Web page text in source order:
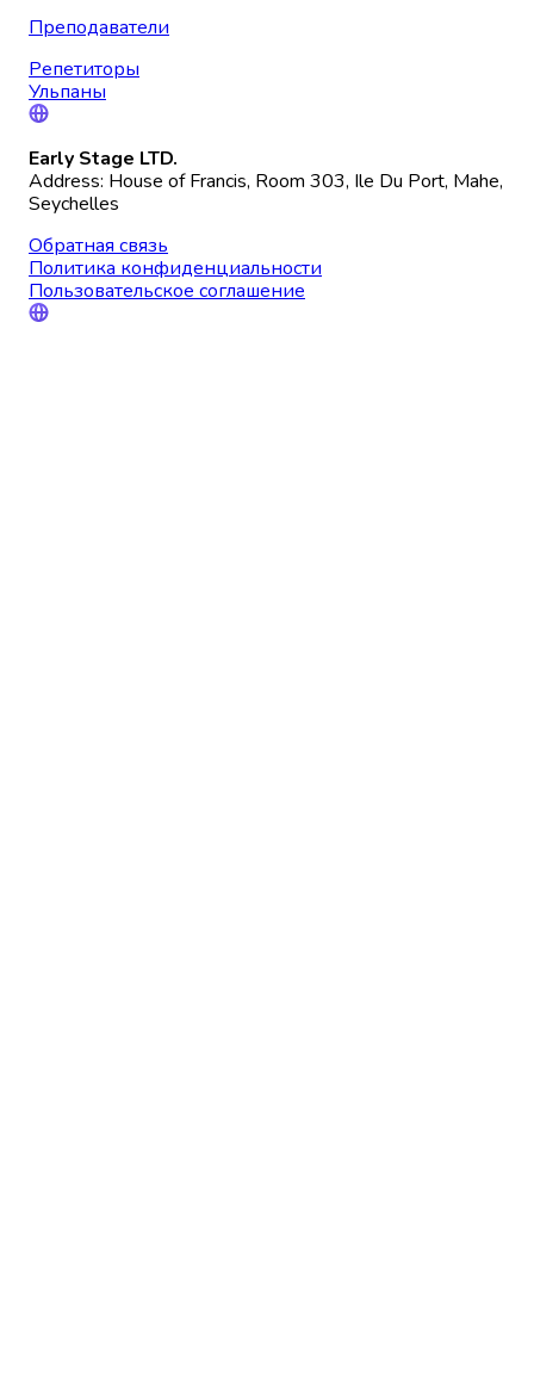
Преподаватели
Репетиторы
Ульпаны
Early Stage LTD.
Address: House of Francis, Room 303, Ile Du Port, Mahe,
Seychelles
Обратная связь
Политика конфиденциальности
Пользовательское соглашение